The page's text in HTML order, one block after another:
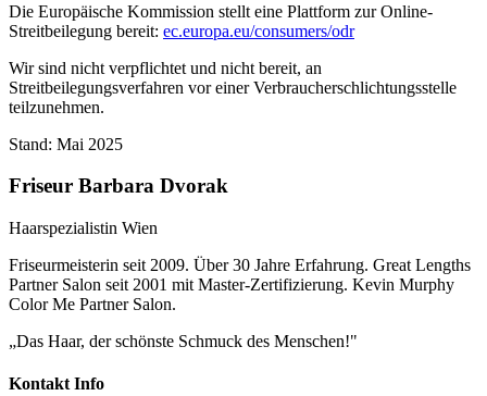
Die Europäische Kommission stellt eine Plattform zur Online-
Streitbeilegung bereit: ec.europa.eu/consumers/odr
Wir sind nicht verpflichtet und nicht bereit, an
Streitbeilegungsverfahren vor einer Verbraucherschlichtungsstelle
teilzunehmen.
Stand: Mai 2025
Friseur Barbara Dvorak
Haarspezialistin Wien
Friseurmeisterin seit 2009. Über 30 Jahre Erfahrung. Great Lengths
Partner Salon seit 2001 mit Master-Zertifizierung. Kevin Murphy
Color Me Partner Salon.
„Das Haar, der schönste Schmuck des Menschen!"
Kontakt Info